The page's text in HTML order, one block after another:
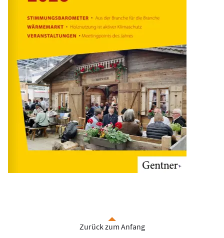
Zurück zum Anfang